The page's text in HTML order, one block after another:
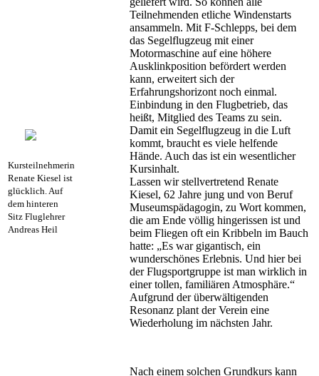
Kursteilnehmerin
Renate Kiesel ist
glücklich. Auf
dem hinteren
Sitz Fluglehrer
Andreas Heil
Teilnehmenden etliche Windenstarts
ansammeln. Mit F-Schlepps, bei dem
das Segelflugzeug mit einer
Motormaschine auf eine höhere
Ausklinkposition befördert werden
kann, erweitert sich der
Erfahrungshorizont noch einmal.
Einbindung in den Flugbetrieb, das
heißt, Mitglied des Teams zu sein.
Damit ein Segelflugzeug in die Luft
kommt, braucht es viele helfende
Hände. Auch das ist ein wesentlicher
Kursinhalt.
Lassen wir stellvertretend Renate
Kiesel, 62 Jahre jung und von Beruf
Museumspädagogin, zu Wort kommen,
die am Ende völlig hingerissen ist und
beim Fliegen oft ein Kribbeln im Bauch
hatte: „Es war gigantisch, ein
wunderschönes Erlebnis. Und hier bei
der Flugsportgruppe ist man wirklich in
einer tollen, familiären Atmosphäre.“
Aufgrund der überwältigenden
Resonanz plant der Verein eine
Wiederholung im nächsten Jahr.
Nach einem solchen Grundkurs kann